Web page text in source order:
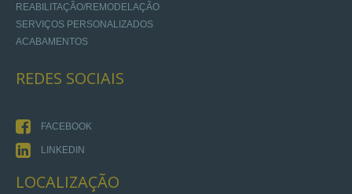
REABILITAÇÃO/REMODELAÇÃO
SERVIÇOS PERSONALIZADOS
ACABAMENTOS
REDES SOCIAIS
FACEBOOK
LINKEDIN
LOCALIZAÇÃO